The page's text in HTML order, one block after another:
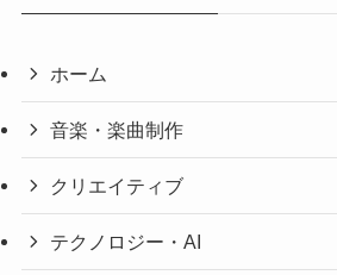
ホーム
音楽・楽曲制作
クリエイティブ
テクノロジー・AI